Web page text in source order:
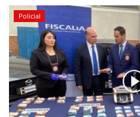
Policial